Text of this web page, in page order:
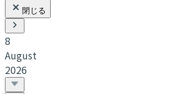
閉じる
8
August
2026